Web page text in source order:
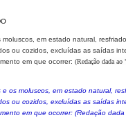
em estado natural,
ou cozidos, excluídas as saídas
em que ocorrer: (Redação dada
os moluscos, em estado natural,
ou cozidos, excluídas as saídas
em que ocorrer: (Redação